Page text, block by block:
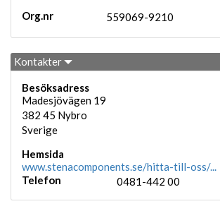
Org.nr 559069-9210
Kontakter
Besöksadress
Madesjövägen 19
382 45 Nybro
Sverige
Hemsida
www.stenacomponents.se/hitta-till-oss/...
Telefon
0481-442 00